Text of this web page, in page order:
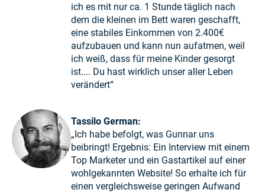
ich es mit nur ca. 1 Stunde täglich nach
dem die kleinen im Bett waren geschafft,
eine stabiles Einkommen von 2.400€
aufzubauen und kann nun aufatmen, weil
ich weiß, dass für meine Kinder gesorgt
ist.... Du hast wirklich unser aller Leben
verändert“
Tassilo German:
„Ich habe befolgt, was Gunnar uns
beibringt! Ergebnis: Ein Interview mit einem
Top Marketer und ein Gastartikel auf einer
wohlgekannten Website! So erhalte ich für
einen vergleichsweise geringen Aufwand